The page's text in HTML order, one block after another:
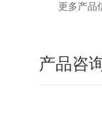
更多产品
产品咨